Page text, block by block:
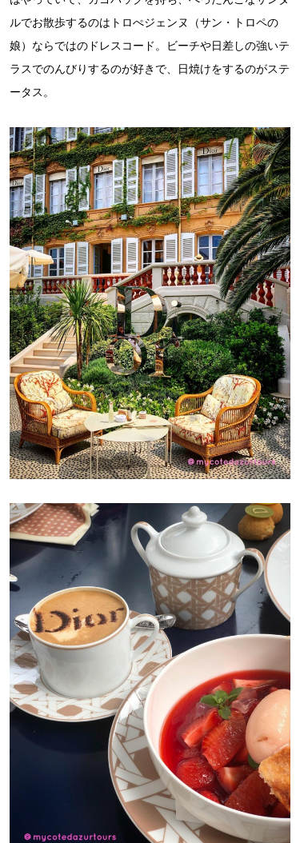
ルでお散歩するのはトロぺジェンヌ（サン・トロペの
娘）ならではのドレスコード。ビーチや日差しの強いテ
ラスでのんびりするのが好きで、日焼けをするのがステ
ータス。